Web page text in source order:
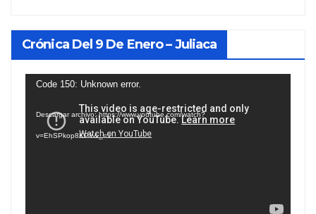
Crónica Del 9 De Enero – Juliaca
Reproductor
vídeo
Code 150: Unknown error.
Descargar archivo: https://www.youtube.com/watch?
v=EhSPkop8KPY&_=1